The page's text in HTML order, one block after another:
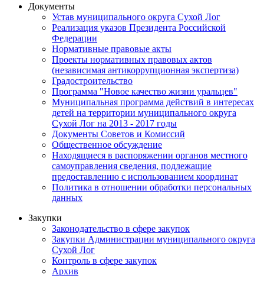
Документы
Устав муниципального округа Сухой Лог
Реализация указов Президента Российской
Федерации
Нормативные правовые акты
Проекты нормативных правовых актов
(независимая антикоррупционная экспертиза)
Градостроительство
Программа "Новое качество жизни уральцев"
Муниципальная программа действий в интересах
детей на территории муниципального округа
Сухой Лог на 2013 - 2017 годы
Документы Советов и Комиссий
Общественное обсуждение
Находящиеся в распоряжении органов местного
самоуправления сведения, подлежащие
предоставлению с использованием координат
Политика в отношении обработки персональных
данных
Закупки
Законодательство в сфере закупок
Закупки Администрации муниципального округа
Сухой Лог
Контроль в сфере закупок
Архив